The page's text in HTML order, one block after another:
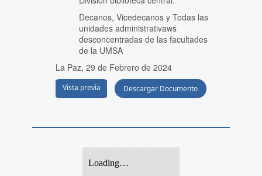
Decanos, Vicedecanos y Todas las
unidades administrativaws
desconcentradas de las facultades
de la UMSA
La Paz, 29 de Febrero de 2024
Vista previa Descargar Documento